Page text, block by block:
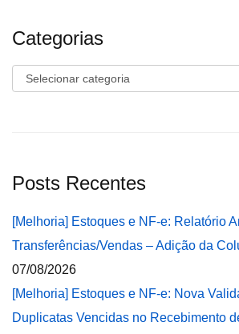
Categorias
Categorias
Posts Recentes
[Melhoria] Estoques e NF-e: Relatório
Transferências/Vendas – Adição da
07/08/2026
[Melhoria] Estoques e NF-e: Nova
Duplicatas Vencidas no Recebimento